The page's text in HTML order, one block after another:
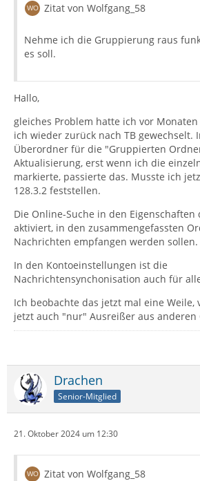
Zitat von Wolfgang_58
Nehme ich die Gruppierung raus
es soll.
Hallo,
gleiches Problem hatte ich vor
ich wieder zurück nach TB gewechselt.
Überordner für die "Gruppierten
Aktualisierung, erst wenn ich die
markierte, passierte das. Musste ich
128.3.2 feststellen.
Die Online-Suche in den
aktiviert, in den zusammengefassten
Nachrichten empfangen werden sollen.
In den Kontoeinstellungen ist die
Nachrichtensynchonisation auch für
Ich beobachte das jetzt mal eine Weile,
jetzt auch "nur" Ausreißer aus anderen
Drachen
Senior-Mitglied
21. Oktober 2024 um 12:30
Zitat von Wolfgang_58